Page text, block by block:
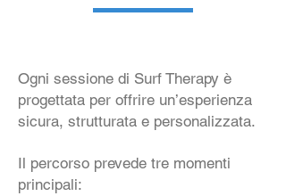
Ogni sessione di Surf Therapy è
progettata per offrire un’esperienza
sicura, strutturata e personalizzata.
Il percorso prevede tre momenti
principali: